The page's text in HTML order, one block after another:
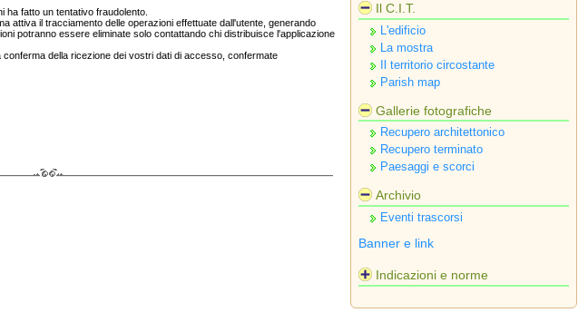
fatto un tentativo fraudolento.
attiva il tracciamento delle operazioni effettuate dall'utente, generando
potranno essere eliminate solo contattando chi distribuisce l'applicazione
della ricezione dei vostri dati di accesso, confermate
Il C.I.T.
L'edificio
La mostra
Il territorio circostante
Parish map
Gallerie fotografiche
Recupero architettonico
Recupero terminato
Paesaggi e scorci
Archivio
Eventi trascorsi
Banner e link
Indicazioni e norme